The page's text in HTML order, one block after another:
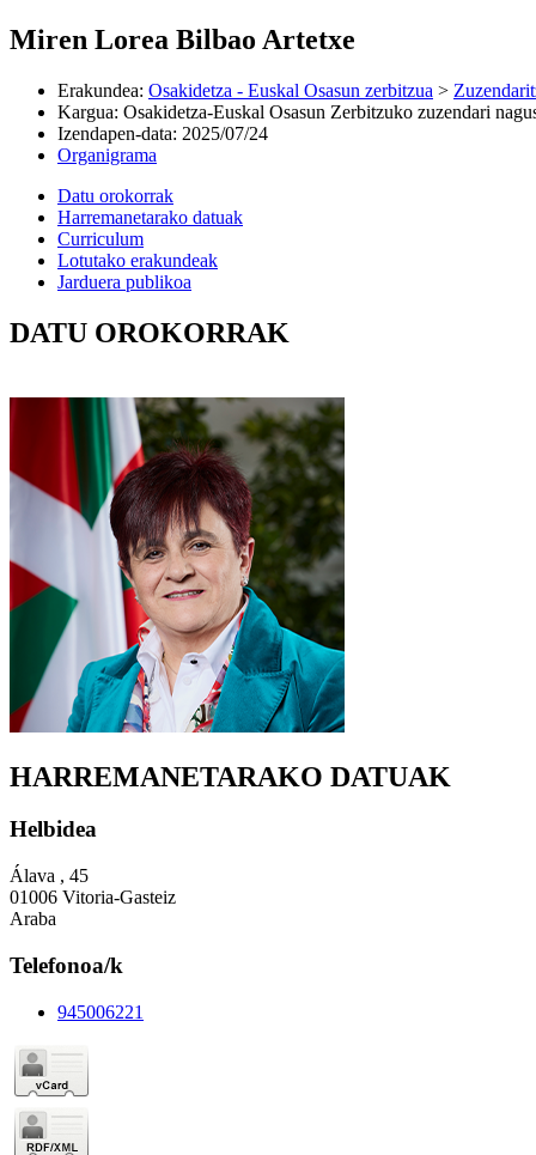
Miren Lorea Bilbao Artetxe
Erakundea: Osakidetza - Euskal Osasun zerbitzua >
Kargua: Osakidetza-Euskal Osasun Zerbitzuko zuzendari
Izendapen-data: 2025/07/24
Organigrama
Datu orokorrak
Harremanetarako datuak
Curriculum
Lotutako erakundeak
Jarduera publikoa
DATU OROKORRAK
HARREMANETARAKO DATUAK
Helbidea
Álava , 45
01006 Vitoria-Gasteiz
Araba
Telefonoa/k
945006221